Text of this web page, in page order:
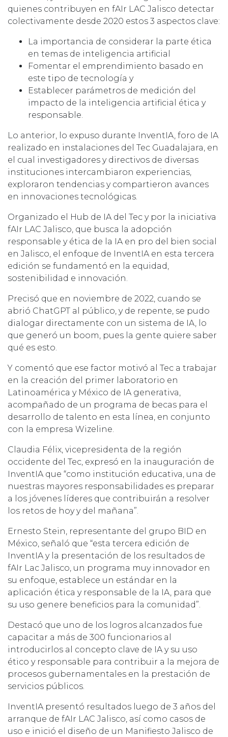
quienes contribuyen en fAIr LAC Jalisco detectar
colectivamente desde 2020 estos 3 aspectos clave:
La importancia de considerar la parte ética
en temas de inteligencia artificial
Fomentar el emprendimiento basado en
este tipo de tecnología y
Establecer parámetros de medición del
impacto de la inteligencia artificial ética y
responsable.
Lo anterior, lo expuso durante InventIA, foro de IA
realizado en instalaciones del Tec Guadalajara, en
el cual investigadores y directivos de diversas
instituciones intercambiaron experiencias,
exploraron tendencias y compartieron avances
en innovaciones tecnológicas.
Organizado el Hub de IA del Tec y por la iniciativa
fAIr LAC Jalisco, que busca la adopción
responsable y ética de la IA en pro del bien social
en Jalisco, el enfoque de InventIA en esta tercera
edición se fundamentó en la equidad,
sostenibilidad e innovación.
Precisó que en noviembre de 2022, cuando se
abrió ChatGPT al público, y de repente, se pudo
dialogar directamente con un sistema de IA, lo
que generó un boom, pues la gente quiere saber
qué es esto.
Y comentó que ese factor motivó al Tec a trabajar
en la creación del primer laboratorio en
Latinoamérica y México de IA generativa,
acompañado de un programa de becas para el
desarrollo de talento en esta línea, en conjunto
con la empresa Wizeline.
Claudia Félix, vicepresidenta de la región
occidente del Tec, expresó en la inauguración de
InventIA que “como institución educativa, una de
nuestras mayores responsabilidades es preparar
a los jóvenes líderes que contribuirán a resolver
los retos de hoy y del mañana”.
Ernesto Stein, representante del grupo BID en
México, señaló que “esta tercera edición de
InventIA y la presentación de los resultados de
fAIr Lac Jalisco, un programa muy innovador en
su enfoque, establece un estándar en la
aplicación ética y responsable de la IA, para que
su uso genere beneficios para la comunidad”.
Destacó que uno de los logros alcanzados fue
capacitar a más de 300 funcionarios al
introducirlos al concepto clave de IA y su uso
ético y responsable para contribuir a la mejora de
procesos gubernamentales en la prestación de
servicios públicos.
InventIA presentó resultados luego de 3 años del
arranque de fAIr LAC Jalisco, así como casos de
uso e inició el diseño de un Manifiesto Jalisco de